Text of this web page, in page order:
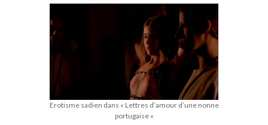
Erotisme sadien dans « Lettres d’amour d’une nonne
portugaise »